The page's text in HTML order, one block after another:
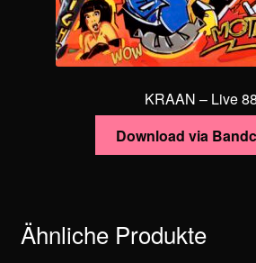
KRAAN – Live 88
Download via
Ähnliche Produkte